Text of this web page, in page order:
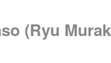
(Ryu